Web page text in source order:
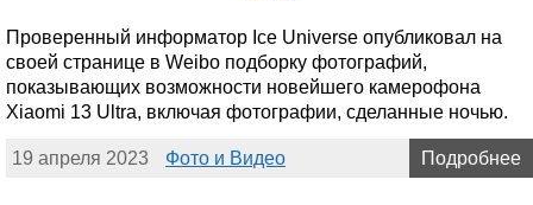
Проверенный информатор Ice Universe опубликовал на
своей странице в Weibo подборку фотографий,
показывающих возможности новейшего камерофона
Xiaomi 13 Ultra, включая фотографии, сделанные ночью.
19 апреля 2023 Фото и Видео Подробнее